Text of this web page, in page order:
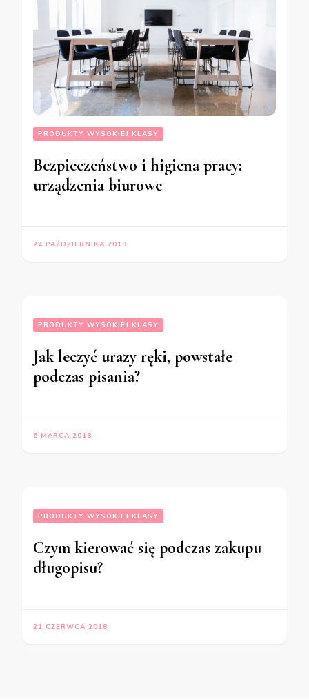
PRODUKTY WYSOKIEJ KLASY
Bezpieczeństwo i higiena pracy:
urządzenia biurowe
24 PAŹDZIERNIKA 2019
PRODUKTY WYSOKIEJ KLASY
Jak leczyć urazy ręki, powstałe
podczas pisania?
6 MARCA 2018
PRODUKTY WYSOKIEJ KLASY
Czym kierować się podczas zakupu
długopisu?
21 CZERWCA 2018